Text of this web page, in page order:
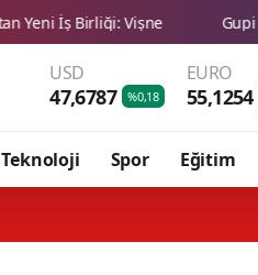
USD
47,6787 %0,18
EURO
55,1254
Teknoloji Spor Eğitim